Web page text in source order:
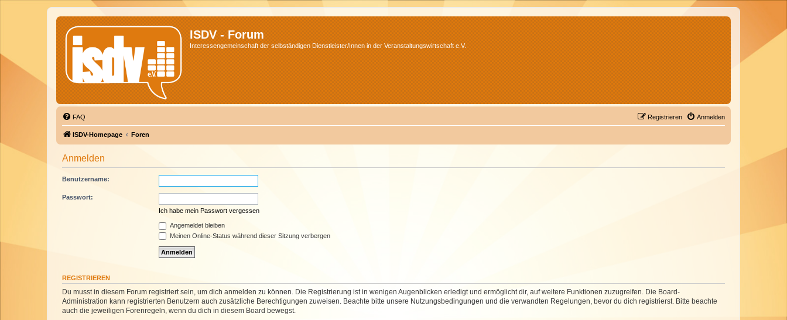
ISDV - Forum
Interessengemeinschaft der selbständigen Dienstleister/Innen in der Veranstaltungswirtschaft e.V.
FAQ Anmelden
Registrieren
ISDV-Homepage Foren
Anmelden
Benutzername:
Passwort:
Ich habe mein Passwort vergessen
Angemeldet bleiben
Meinen Online-Status während dieser Sitzung verbergen
REGISTRIEREN
Du musst in diesem Forum registriert sein, um dich anmelden zu können. Die Registrierung ist in wenigen Augenblicken erledigt und ermöglicht dir, auf weitere Funktionen zuzugreifen. Die Board-
Administration kann registrierten Benutzern auch zusätzliche Berechtigungen zuweisen. Beachte bitte unsere Nutzungsbedingungen und die verwandten Regelungen, bevor du dich registrierst. Bitte beachte
auch die jeweiligen Forenregeln, wenn du dich in diesem Board bewegst.